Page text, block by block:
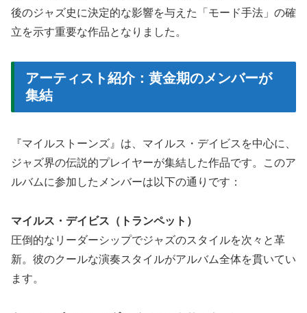
後のジャズ史に決定的な影響を与えた「モード手法」の確
立を示す重要な作品となりました。
アーティスト紹介：黄金期のメンバーが
集結
『マイルストーンズ』は、マイルス・デイビスを中心に、
ジャズ界の伝説的プレイヤーが集結した作品です。このア
ルバムに参加したメンバーは以下の通りです：
マイルス・デイビス（トランペット）
圧倒的なリーダーシップでジャズのスタイルを次々と革
新。彼のクールな演奏スタイルがアルバム全体を貫いてい
ます。